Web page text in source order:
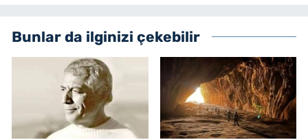
Bunlar da ilginizi çekebilir